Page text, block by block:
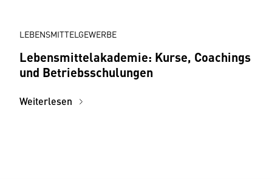
LEBENSMITTELGEWERBE
Lebensmittelakademie: Kurse, Coachings
und Betriebsschulungen
Weiterlesen